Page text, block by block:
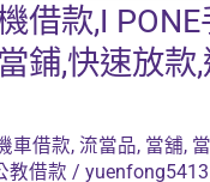
借款,I
鋪,快速放款
車借款, 流當品, 當舖,
教借款 / yuenfong5413